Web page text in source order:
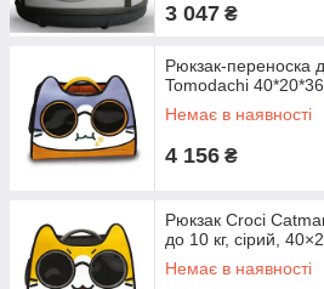
3 047 ₴
Рюкзак-переноска
Tomodachi
Немає в наявності
4 156 ₴
Рюкзак Croci
до 10 кг, сірий,
Немає в наявності